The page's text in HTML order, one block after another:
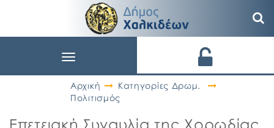
Toggle
Αρχική
Κατηγορίες Δρωμ.
Πολιτισμός
Επετειακή Συναυλία της Χορωδίας